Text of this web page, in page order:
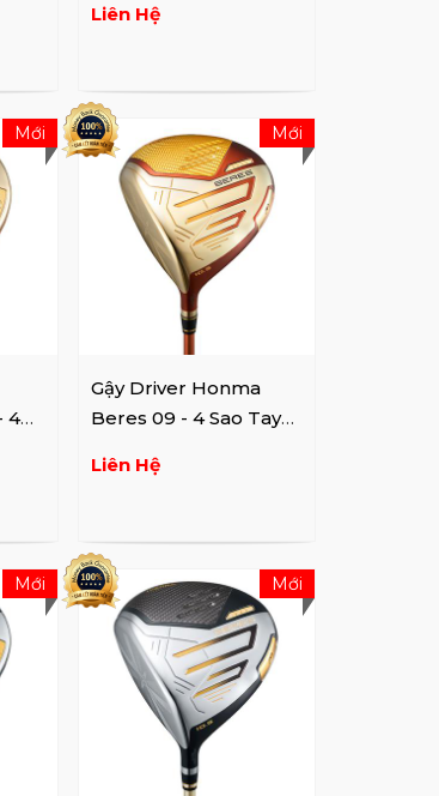
Liên Hệ
4
Mới
Gậy Driver Honma
Beres 09 - 4 Sao Tay
Liên Hệ
Mới
Mới Mới